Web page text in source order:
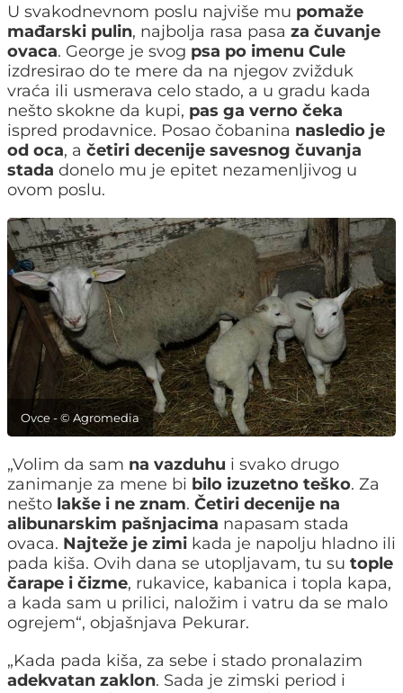
U svakodnevnom poslu najviše mu pomaže
mađarski pulin, najbolja rasa pasa za čuvanje
ovaca. George je svog psa po imenu Cule
izdresirao do te mere da na njegov zvižduk
vraća ili usmerava celo stado, a u gradu kada
nešto skokne da kupi, pas ga verno čeka
ispred prodavnice. Posao čobanina nasledio je
od oca, a četiri decenije savesnog čuvanja
stada donelo mu je epitet nezamenljivog u
ovom poslu.
Ovce - © Agromedia
„Volim da sam na vazduhu i svako drugo
zanimanje za mene bi bilo izuzetno teško. Za
nešto lakše i ne znam. Četiri decenije na
alibunarskim pašnjacima napasam stada
ovaca. Najteže je zimi kada je napolju hladno ili
pada kiša. Ovih dana se utopljavam, tu su tople
čarape i čizme, rukavice, kabanica i topla kapa,
a kada sam u prilici, naložim i vatru da se malo
ogrejem“, objašnjava Pekurar.
„Kada pada kiša, za sebe i stado pronalazim
adekvatan zaklon. Sada je zimski period i